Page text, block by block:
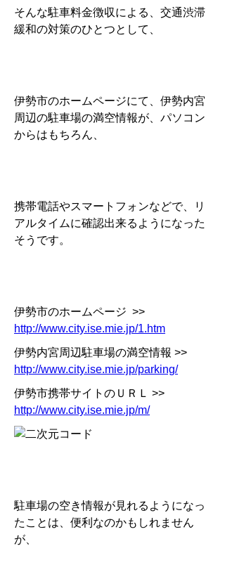
そんな駐車料金徴収による、交通渋滞
緩和の対策のひとつとして、
伊勢市のホームページにて、伊勢内宮
周辺の駐車場の満空情報が、パソコン
からはもちろん、
携帯電話やスマートフォンなどで、リ
アルタイムに確認出来るようになった
そうです。
伊勢市のホームページ >>
http://www.city.ise.mie.jp/1.htm
伊勢内宮周辺駐車場の満空情報 >>
http://www.city.ise.mie.jp/parking/
伊勢市携帯サイトのＵＲＬ >>
http://www.city.ise.mie.jp/m/
駐車場の空き情報が見れるようになっ
たことは、便利なのかもしれません
が、